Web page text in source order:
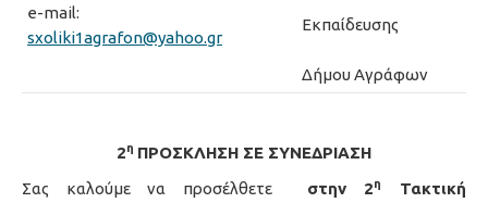
e-mail:
sxoliki1agrafon@yahoo.gr
Εκπαίδευσης
Δήμου Αγράφων
2η ΠΡΟΣΚΛΗΣΗ ΣΕ ΣΥΝΕΔΡΙΑΣΗ
Σας καλούμε να προσέλθετε στην 2η
Τακτική